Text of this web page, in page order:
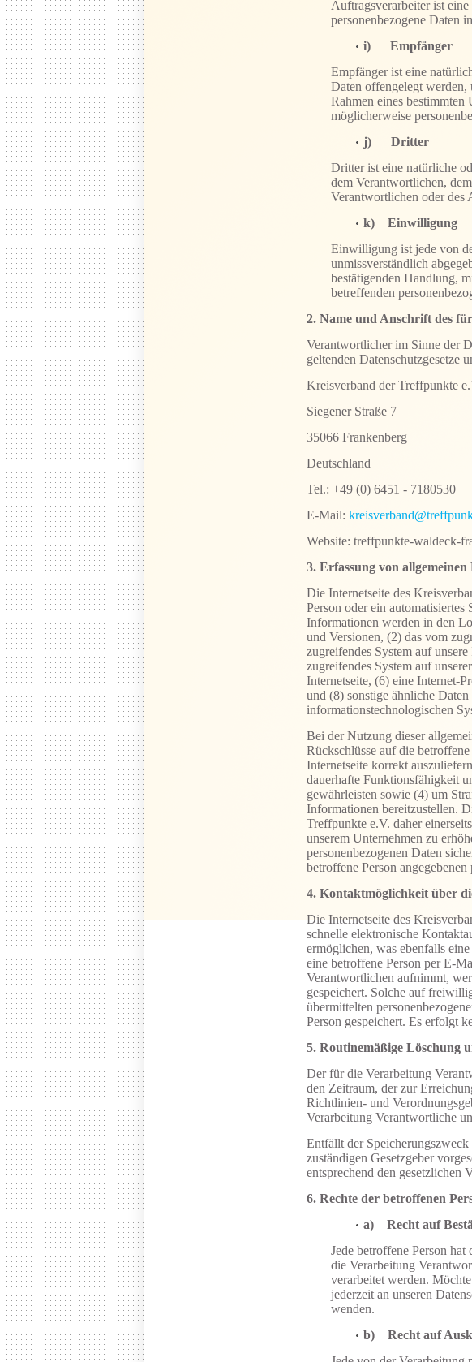
Auftragsverarbeiter ist
personenbezogene Daten
i) Empfänger
Empfänger ist eine
Daten offengelegt
Rahmen eines bestimmten
möglicherweise
j) Dritter
Dritter ist eine natürliche
dem Verantwortlichen,
Verantwortlichen oder des
k) Einwilligung
Einwilligung ist jede von
unmissverständlich
bestätigenden Handlung,
betreffenden
2. Name und Anschrift des
Verantwortlicher im Sinne der
geltenden Datenschutzgesetze
Kreisverband der Treffpunkte
Siegener Straße 7
35066 Frankenberg
Deutschland
Tel.: +49 (0) 6451 - 7180530
E-Mail:
Website: treffpunkte-waldeck-
3. Erfassung von
Die Internetseite des
Person oder ein
Informationen werden in den
und Versionen, (2) das vom
zugreifendes System auf
zugreifendes System auf
Internetseite, (6) eine Internet-
und (8) sonstige ähnliche
informationstechnologischen
Bei der Nutzung dieser
Rückschlüsse auf die
Internetseite korrekt
dauerhafte Funktionsfähigkeit
gewährleisten sowie (4) um
Informationen bereitzustellen.
Treffpunkte e.V. daher
unserem Unternehmen zu
personenbezogenen Daten
betroffene Person
4. Kontaktmöglichkeit über
Die Internetseite des
schnelle elektronische
ermöglichen, was ebenfalls
eine betroffene Person per E-
Verantwortlichen aufnimmt,
gespeichert. Solche auf
übermittelten
Person gespeichert. Es erfolgt
5. Routinemäßige Löschung
Der für die Verarbeitung
den Zeitraum, der zur
Richtlinien- und
Verarbeitung Verantwortliche
Entfällt der
zuständigen Gesetzgeber
entsprechend den gesetzlichen
6. Rechte der betroffenen
a) Recht auf
Jede betroffene Person
die Verarbeitung
verarbeitet werden.
jederzeit an unseren
wenden.
b) Recht auf